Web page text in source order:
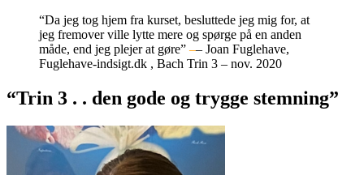
“Da jeg tog hjem fra kurset, besluttede jeg mig for, at
jeg fremover ville lytte mere og spørge på en anden
måde, end jeg plejer at gøre” –– Joan Fuglehave,
Fuglehave-indsigt.dk , Bach Trin 3 – nov. 2020
“Trin 3 . . den gode og trygge stemning”